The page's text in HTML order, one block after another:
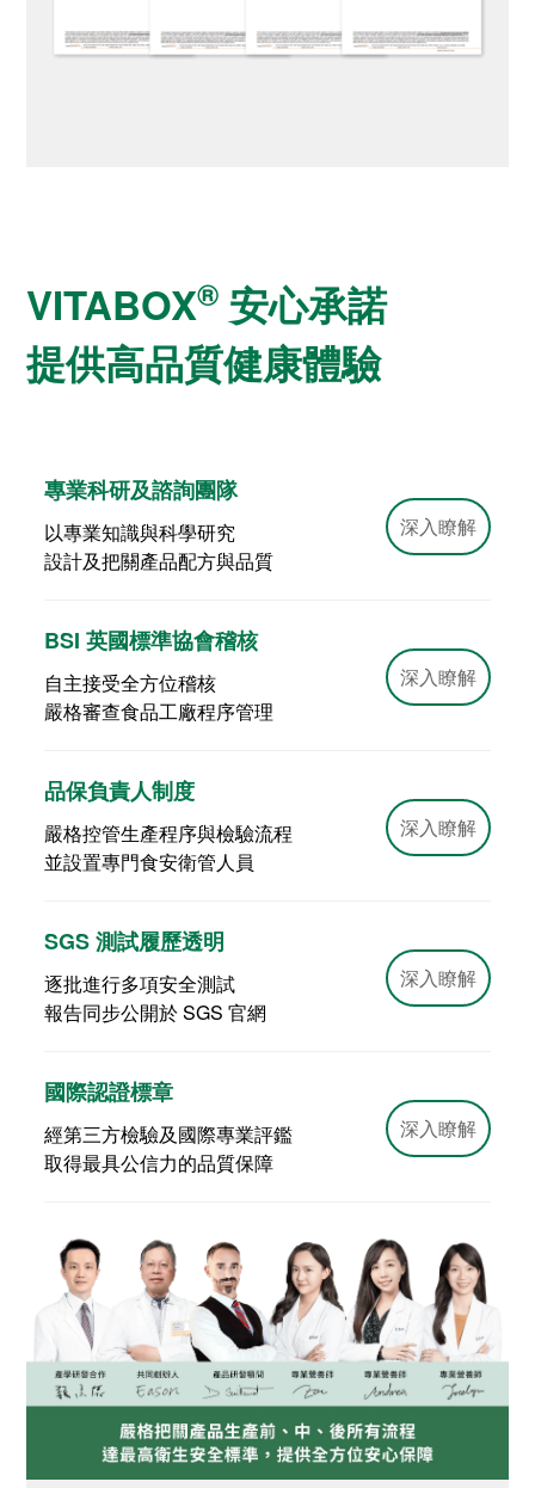
VITABOX® 安心承諾
提供高品質健康體驗
專業科研及諮詢團隊
以專業知識與科學研究
設計及把關產品配方與品質
深入瞭解
BSI 英國標準協會稽核
自主接受全方位稽核
嚴格審查食品工廠程序管理
深入瞭解
品保負責人制度
嚴格控管生產程序與檢驗流程
並設置專門食安衛管人員
深入瞭解
SGS 測試履歷透明
逐批進行多項安全測試
報告同步公開於 SGS 官網
深入瞭解
國際認證標章
經第三方檢驗及國際專業評鑑
取得最具公信力的品質保障
深入瞭解